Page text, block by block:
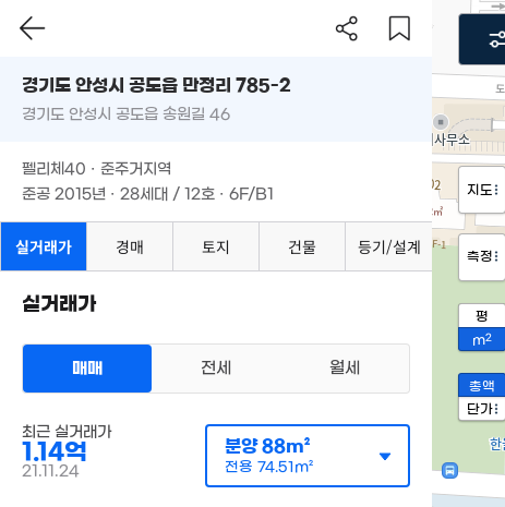
지도
측정
평
m2
총액
단가
경기도 안성시 공도읍 만정리 785-2
경기도 안성시 공도읍 송원길 46
펠리체40 · 준주거지역
준공 2015년 · 28세대 / 12호 · 6F/B1
실거래가 경매 토지 건물 등기/설계
실거래가
매매 전세 월세
최근 실거래가
1.14억
21.11.24
분양88m²
전용 74.51m²